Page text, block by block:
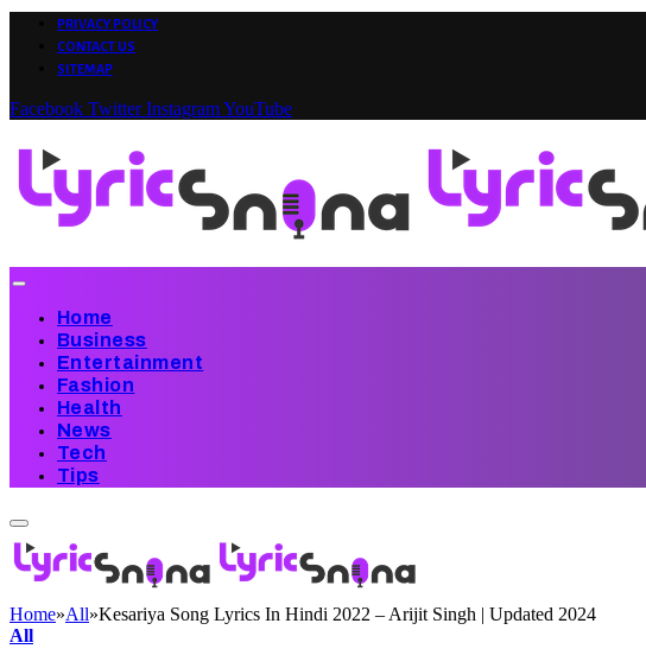
PRIVACY POLICY
CONTACT US
SITEMAP
Facebook Twitter InstagramYouTube
Home
Business
Entertainment
Fashion
Health
News
Tech
Tips
Home»All»Kesariya Song Lyrics In Hindi 2022 – Arijit Singh | Updated 2024
All